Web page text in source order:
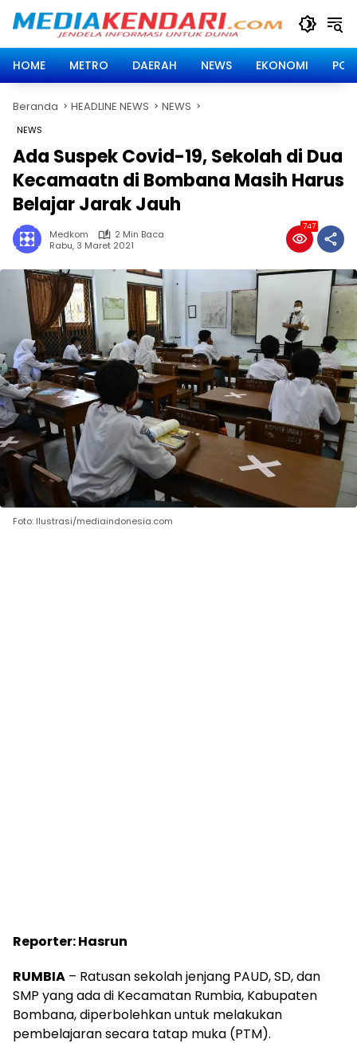
HOME
METRO DAERAH NEWS EKONOMI
Beranda HEADLINE NEWS NEWS
NEWS
Ada Suspek Covid-19, Sekolah di Dua
Kecamaatn di Bombana Masih Harus
Belajar Jarak Jauh
Medkom
2 Min Baca
Rabu, 3 Maret 2021
747
Foto: Ilustrasi/mediaindonesia.com
Reporter: Hasrun
RUMBIA – Ratusan sekolah jenjang PAUD, SD, dan
SMP yang ada di Kecamatan Rumbia, Kabupaten
Bombana, diperbolehkan untuk melakukan
pembelajaran secara tatap muka (PTM).